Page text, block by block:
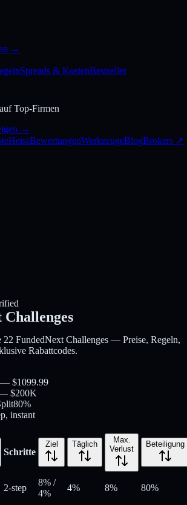
→
Spreads & KostenBestseller
Top-Firmen
→
HeissBewertungenWerkzeugeBlogBrokers ↗
Challenges
22 FundedNext Challenges — Preise, Regeln,
Rabattcodes.
$1099.99
$200K
80%
instant
Schritte
Ziel Täglich
Max.
Verlust
Beteiligung
2-step
8% /
4%
4% 8% 80%